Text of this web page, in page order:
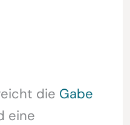
die Gabe
eine